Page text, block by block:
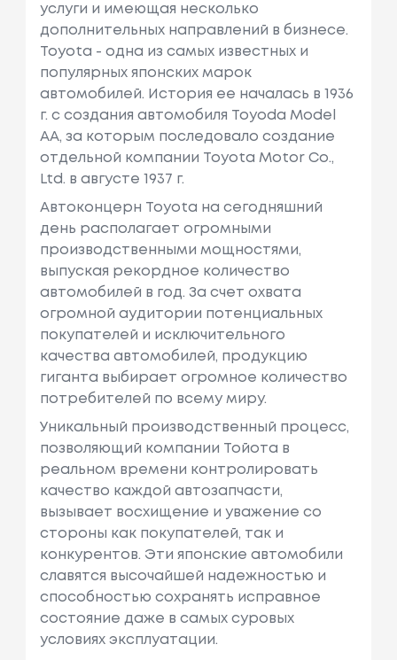
услуги и имеющая несколько
дополнительных направлений в бизнесе.
Toyota - одна из самых известных и
популярных японских марок
автомобилей. История ее началась в 1936
г. с создания автомобиля Toyoda Model
AA, за которым последовало создание
отдельной компании Toyota Motor Co.,
Ltd. в августе 1937 г.
Автоконцерн Toyota на сегодняшний
день располагает огромными
производственными мощностями,
выпуская рекордное количество
автомобилей в год. За счет охвата
огромной аудитории потенциальных
покупателей и исключительного
качества автомобилей, продукцию
гиганта выбирает огромное количество
потребителей по всему миру.
Уникальный производственный процесс,
позволяющий компании Тойота в
реальном времени контролировать
качество каждой автозапчасти,
вызывает восхищение и уважение со
стороны как покупателей, так и
конкурентов. Эти японские автомобили
славятся высочайшей надежностью и
способностью сохранять исправное
состояние даже в самых суровых
условиях эксплуатации.